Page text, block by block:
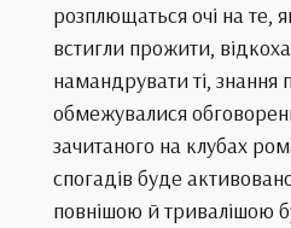
розплющаться очі на те,
встигли прожити,
намандрувати ті, знання
обмежувалися
зачитаного на клубах
спогадів буде
повнішою й тривалішою